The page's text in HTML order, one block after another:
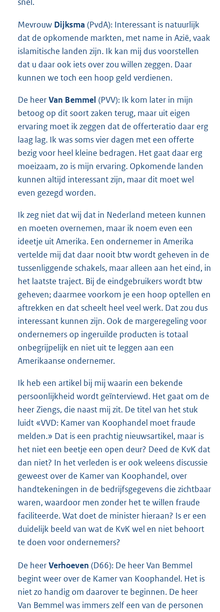
Mevrouw Dijksma (PvdA): Interessant is natuurlijk
dat de opkomende markten, met name in Azië, vaak
islamitische landen zijn. Ik kan mij dus voorstellen
dat u daar ook iets over zou willen zeggen. Daar
kunnen we toch een hoop geld verdienen.
De heerVan Bemmel (PVV): Ik kom later in mijn
betoog op dit soort zaken terug, maar uit eigen
ervaring moet ik zeggen dat de offerteratio daar erg
laag lag. Ik was soms vier dagen met een offerte
bezig voor heel kleine bedragen. Het gaat daar erg
moeizaam, zo is mijn ervaring. Opkomende landen
kunnen altijd interessant zijn, maar dit moet wel
even gezegd worden.
Ik zeg niet dat wij dat in Nederland meteen kunnen
en moeten overnemen, maar ik noem even een
ideetje uit Amerika. Een ondernemer in Amerika
vertelde mij dat daar nooit btw wordt geheven in de
tussenliggende schakels, maar alleen aan het eind, in
het laatste traject. Bij de eindgebruikers wordt btw
geheven; daarmee voorkom je een hoop optellen en
aftrekken en dat scheelt heel veel werk. Dat zou dus
interessant kunnen zijn. Ook de margeregeling voor
ondernemers op ingeruilde producten is totaal
onbegrijpelijk en niet uit te leggen aan een
Amerikaanse ondernemer.
Ik heb een artikel bij mij waarin een bekende
persoonlijkheid wordt geïnterviewd. Het gaat om de
heer Ziengs, die naast mij zit. De titel van het stuk
luidt «VVD: Kamer van Koophandel moet fraude
melden.» Dat is een prachtig nieuwsartikel, maar is
het niet een beetje een open deur? Deed de KvK dat
dan niet? In het verleden is er ook weleens discussie
geweest over de Kamer van Koophandel, over
handtekeningen in de bedrijfsgegevens die zichtbaar
waren, waardoor men zonder het te willen fraude
faciliteerde. Wat doet de minister hieraan? Is er een
duidelijk beeld van wat de KvK wel en niet behoort
te doen voor ondernemers?
De heerVerhoeven (D66): De heer Van Bemmel
begint weer over de Kamer van Koophandel. Het is
niet zo handig om daarover te beginnen. De heer
Van Bemmel was immers zelf een van de personen